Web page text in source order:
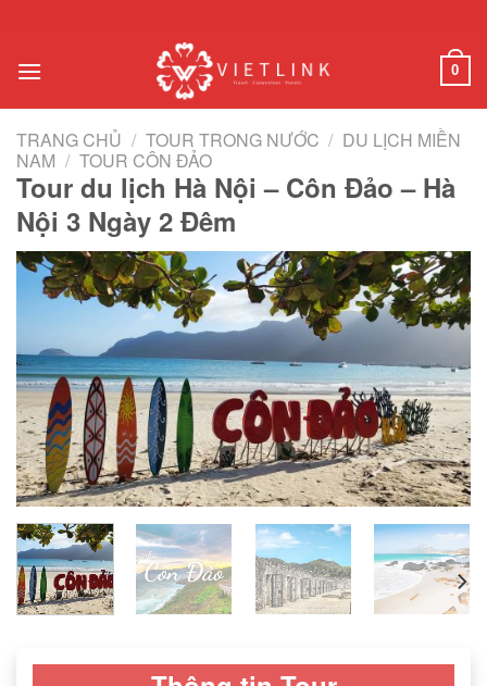
nội
0
TRANG CHỦ / TOUR TRONG NƯỚC / DU LỊCH MIỀN
NAM / TOUR CÔN ĐẢO
Tour du lịch Hà Nội – Côn Đảo – Hà
Nội 3 Ngày 2 Đêm